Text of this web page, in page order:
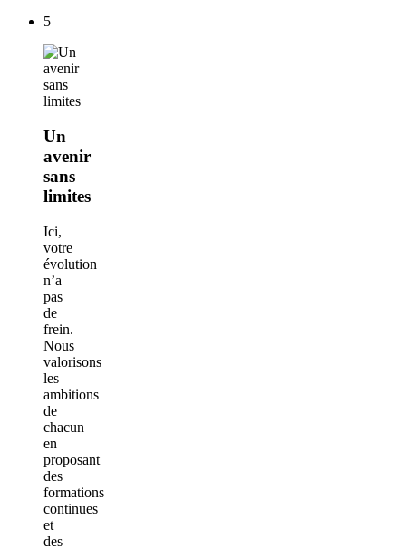
5
Un
avenir
sans
limites
Ici,
votre
évolution
n’a
pas
de
frein.
Nous
valorisons
les
ambitions
de
chacun
en
proposant
des
formations
continues
et
des